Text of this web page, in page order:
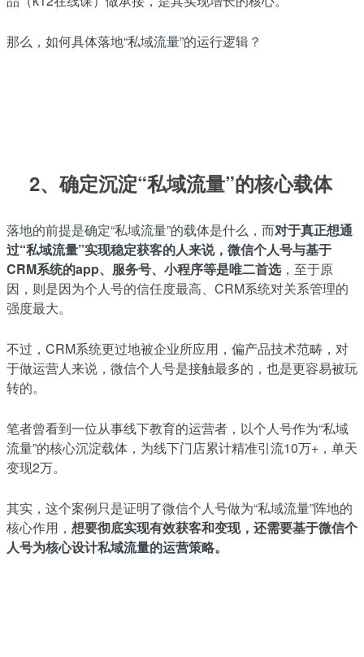
那么，如何具体落地“私域流量”的运行逻辑？
2、确定沉淀“私域流量”的核心载体
落地的前提是确定“私域流量”的载体是什么，而对于真正想通
过“私域流量”实现稳定获客的人来说，微信个人号与基于
CRM系统的app、服务号、小程序等是唯二首选，至于原
因，则是因为个人号的信任度最高、CRM系统对关系管理的
强度最大。
不过，CRM系统更过地被企业所应用，偏产品技术范畴，对
于做运营人来说，微信个人号是接触最多的，也是更容易被玩
转的。
笔者曾看到一位从事线下教育的运营者，以个人号作为“私域
流量”的核心沉淀载体，为线下门店累计精准引流10万+，单天
变现2万。
其实，这个案例只是证明了微信个人号做为“私域流量”阵地的
核心作用， 想要彻底实现有效获客和变现，还需要基于微信个
人号为核心设计私域流量的运营策略。